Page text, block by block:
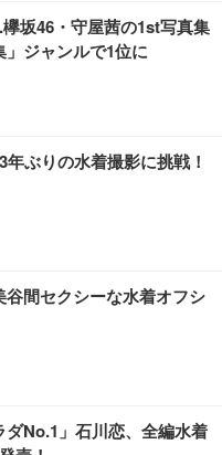
ッシュ ゲーミング/勉強/事
チェア (ブラック)
スクチェア 疲れない テレ
レスト 30度ロッキング機
ート 90度跳ね上げ式アーム
チェア (ホワイト)
ア デスクチェア 肘なし メ
ポート付き 腰サポート ガ
27インチ 液晶モニタ
VA 非光沢 HDMI/DisplayP
高さ調整 スイベル VESA対
FHD】GRAPHT THE S
24” Essential ゲーミン
ーシック) 【Amazon.co.jp
リスオーヤマ ペットシーツ
枚入 (x 1) (ケース販売)
シーツ 超厚型 お徳用 レギ
坂46・守屋茜の1st写真集
ジャンルで1位に
ぶりの水着撮影に挑戦！
間セクシーな水着オフシ
ダNo.1」石川恋、全編水着